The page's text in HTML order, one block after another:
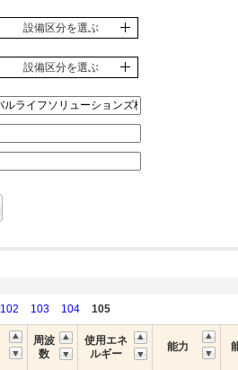
設備区分を選ぶ
設備区分を選ぶ
102 103 104 105
周波
数
使用エネ
ルギー
能力